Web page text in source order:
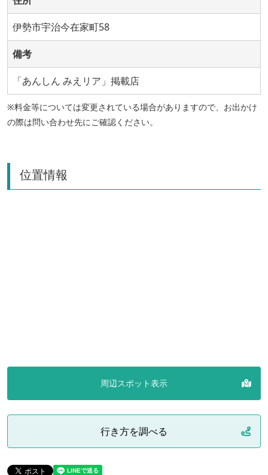
伊勢市宇治今在家町58
備考
「あんしん みえリア」掲載店
※料金等については変更されている場合がありますので、お出かけ
の際は問い合わせ先にご確認ください。
位置情報
周辺スポット表示
行き方を調べる